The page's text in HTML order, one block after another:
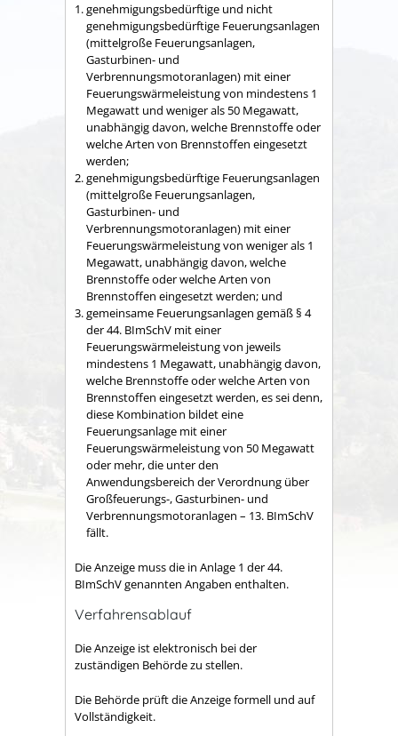
genehmigungsbedürftige und nicht
genehmigungsbedürftige Feuerungsanlagen
(mittelgroße Feuerungsanlagen,
Gasturbinen- und
Verbrennungsmotoranlagen) mit einer
Feuerungswärmeleistung von mindestens 1
Megawatt und weniger als 50 Megawatt,
unabhängig davon, welche Brennstoffe oder
welche Arten von Brennstoffen eingesetzt
werden;
genehmigungsbedürftige Feuerungsanlagen
(mittelgroße Feuerungsanlagen,
Gasturbinen- und
Verbrennungsmotoranlagen) mit einer
Feuerungswärmeleistung von weniger als 1
Megawatt, unabhängig davon, welche
Brennstoffe oder welche Arten von
Brennstoffen eingesetzt werden; und
gemeinsame Feuerungsanlagen gemäß § 4
der 44. BImSchV mit einer
Feuerungswärmeleistung von jeweils
mindestens 1 Megawatt, unabhängig davon,
welche Brennstoffe oder welche Arten von
Brennstoffen eingesetzt werden, es sei denn,
diese Kombination bildet eine
Feuerungsanlage mit einer
Feuerungswärmeleistung von 50 Megawatt
oder mehr, die unter den
Anwendungsbereich der Verordnung über
Großfeuerungs-, Gasturbinen- und
Verbrennungsmotoranlagen – 13. BImSchV
fällt.
Die Anzeige muss die in Anlage 1 der 44.
BImSchV genannten Angaben enthalten.
Verfahrensablauf
Die Anzeige ist elektronisch bei der
zuständigen Behörde zu stellen.
Die Behörde prüft die Anzeige formell und auf
Vollständigkeit.